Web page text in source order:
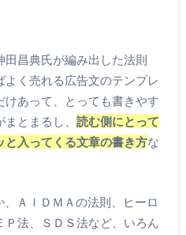
田昌典氏が編み出した法則
く売れる広告文のテンプレ
あって、とっても書きやす
とまるし、 読む側にとって
と入ってくる文章の書き方な
ＡＩＤＭＡの法則、ヒーロ
法、ＳＤＳ法など、いろん